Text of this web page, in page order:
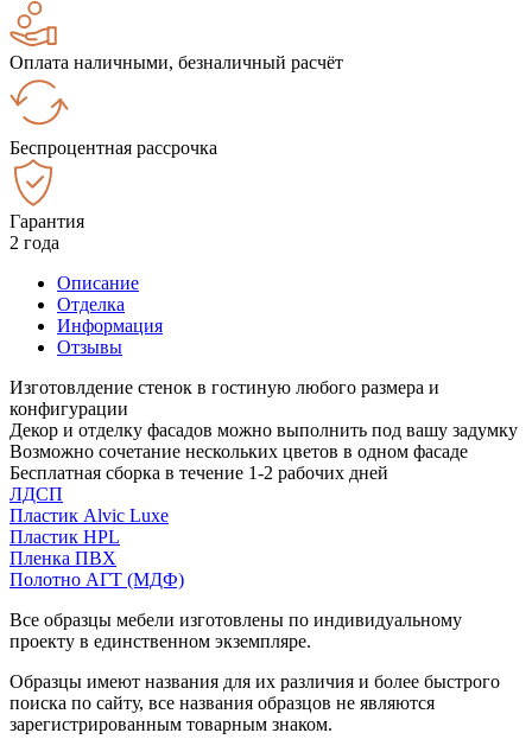
Оплата наличными, безналичный расчёт
Беспроцентная рассрочка
Гарантия
2 года
Описание
Отделка
Информация
Отзывы
Изготовлдение стенок в гостиную любого размера и
конфигурации
Декор и отделку фасадов можно выполнить под вашу задумку
Возможно сочетание нескольких цветов в одном фасаде
Бесплатная сборка в течение 1-2 рабочих дней
ЛДСП
Пластик Alvic Luxe
Пластик HPL
Пленка ПВХ
Полотно АГТ (МДФ)
Все образцы мебели изготовлены по индивидуальному
проекту в единственном экземпляре.
Образцы имеют названия для их различия и более быстрого
поиска по сайту, все названия образцов не являются
зарегистрированным товарным знаком.